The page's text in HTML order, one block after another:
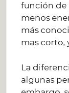
función de
menos
más
mas corto,
La
algunas